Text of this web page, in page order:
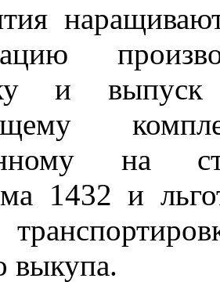
и
на
1432 и
выкупа.